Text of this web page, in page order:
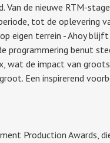
Van de nieuwe RTM-
tot de oplevering
eigen terrein - Ahoy
programmering benut
wat de impact van
Een inspirerend
Production Awards,